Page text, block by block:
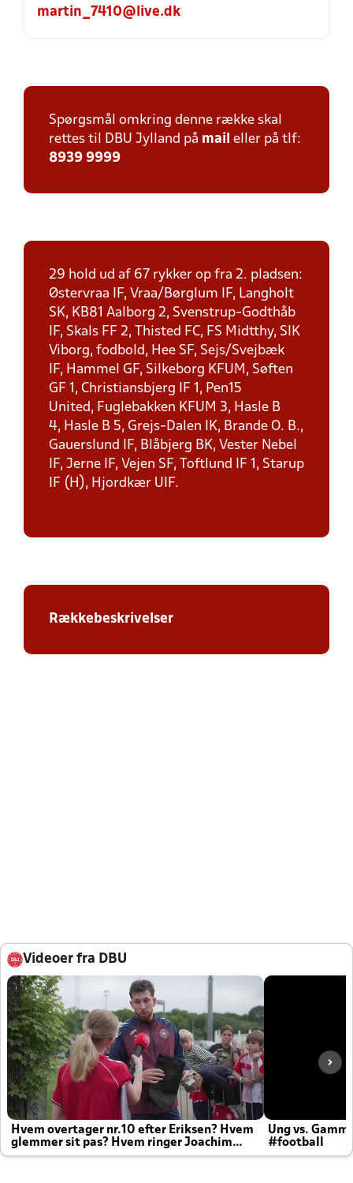
martin_7410@live.dk
Spørgsmål omkring denne række skal
rettes til DBU Jylland på mail eller på tlf:
8939 9999
29 hold ud af 67 rykker op fra 2. pladsen:
Østervraa IF, Vraa/Børglum IF, Langholt
SK, KB81 Aalborg 2, Svenstrup-Godthåb
IF, Skals FF 2, Thisted FC, FS Midtthy, SIK
Viborg, fodbold, Hee SF, Sejs/Svejbæk
IF, Hammel GF, Silkeborg KFUM, Søften
GF 1, Christiansbjerg IF 1, Pen15
United, Fuglebakken KFUM 3, Hasle B
4, Hasle B 5, Grejs-Dalen IK, Brande O. B.,
Gauerslund IF, Blåbjerg BK, Vester Nebel
IF, Jerne IF, Vejen SF, Toftlund IF 1, Starup
IF (H), Hjordkær UIF.
Rækkebeskrivelser
Videoer fra DBU
Hvem overtager nr.10 efter Eriksen? Hvem
glemmer sit pas? Hvem ringer Joachim
altid til efter kampe?
Ung vs.
#football